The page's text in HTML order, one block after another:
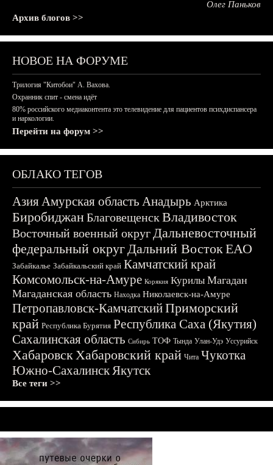
Олег Паньков
Архив блогов >>
НОВОЕ НА ФОРУМЕ
Трилогия "Китобои" А. Вахова.
Охранник спит - смена идёт
80% российского медиаконтента это телевидение для пациентов психдиспансера
и наркологии.
Перейти на форум >>
ОБЛАКО ТЕГОВ
АзияАмурская область Анадырь Арктика
БиробиджанБлаговещенскВладивосток
Восточный военный округДальневосточный
федеральный округДальний ВостокЕАО
Забайкалье Забайкальский край Камчатский край
Комсомольск-на-Амуре Корякия Курилы Магадан
Магаданская область Находка Николаевск-на-Амуре
Петропавловск-КамчатскийПриморский
край Республика Бурятия Республика Саха (Якутия)
Сахалинская область Сибирь ТОФ Тында Улан-Удэ Уссурийск
ХабаровскХабаровский край Чита Чукотка
Южно-СахалинскЯкутск
Все теги >>